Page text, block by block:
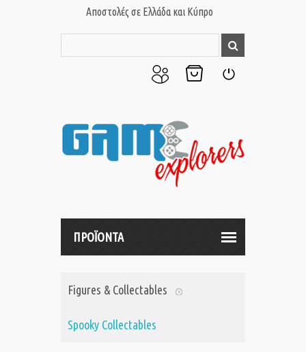
Αποστολές σε Ελλάδα και Κύπρο
μου
ΠΡΟΪΟΝΤΑ
Figures & Collectables
Spooky Collectables